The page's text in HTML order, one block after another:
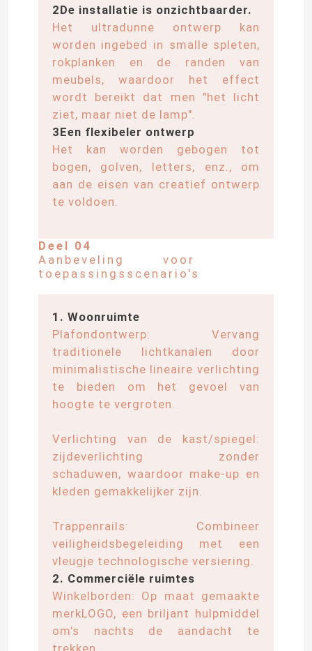
Over ons
Fabrieksreis
Kwaliteitscontrole
Contacteer ons
Vraag een offerte aan
licht van de neon het flexibele strook
De Strooklicht van het siliconeneon
geleid maïskolflicht
Flexibele LEIDEN Strooklicht
Horizon Lineair Licht
Onder Kabinets LEIDEN Strooklicht
LEIDEN Juwelenlicht
2De installatie is onzichtbaarder.
Het ultradunne ontwerp kan
worden ingebed in smalle spleten,
rokplanken en de randen van
meubels, waardoor het effect
wordt bereikt dat men "het licht
ziet, maar niet de lamp".
3Een flexibeler ontwerp
Het kan worden gebogen tot
bogen, golven, letters, enz., om
aan de eisen van creatief ontwerp
te voldoen.
Deel 04
Aanbeveling voor
toepassingsscenario's
1. Woonruimte
Plafondontwerp: Vervang
traditionele lichtkanalen door
minimalistische lineaire verlichting
te bieden om het gevoel van
hoogte te vergroten.
Verlichting van de kast/spiegel:
zijdeverlichting zonder
schaduwen, waardoor make-up en
kleden gemakkelijker zijn.
Trappenrails: Combineer
veiligheidsbegeleiding met een
vleugje technologische versiering.
2. Commerciële ruimtes
Winkelborden: Op maat gemaakte
merkLOGO, een briljant hulpmiddel
om's nachts de aandacht te
trekken.